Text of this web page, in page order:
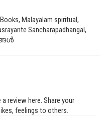
Malayalam spiritual,
Sancharapadhangal,
review here. Share your
feelings to others.